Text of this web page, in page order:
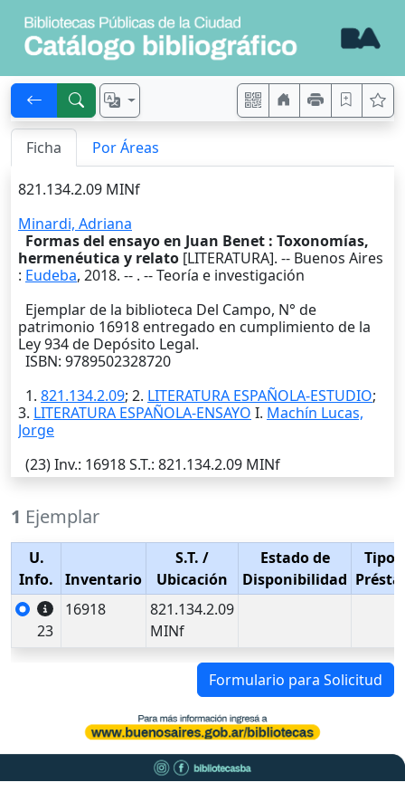
Ficha Por Áreas
821.134.2.09 MINf
Minardi, Adriana
Formas del ensayo en Juan Benet : Toxonomías,
hermenéutica y relato [LITERATURA]. -- Buenos Aires
: Eudeba, 2018. -- . -- Teoría e investigación
Ejemplar de la biblioteca Del Campo, N° de
patrimonio 16918 entregado en cumplimiento de la
Ley 934 de Depósito Legal.
ISBN: 9789502328720
1. 821.134.2.09; 2. LITERATURA ESPAÑOLA-ESTUDIO;
3. LITERATURA ESPAÑOLA-ENSAYO I. Machín Lucas,
Jorge
(23)Inv.: 16918S.T.: 821.134.2.09 MINf
1 Ejemplar
U.
Info.
Inventario
S.T. /
Ubicación
Estado de
Disponibilidad
Tipo
23
16918
821.134.2.09
MINf
Formulario para Solicitud